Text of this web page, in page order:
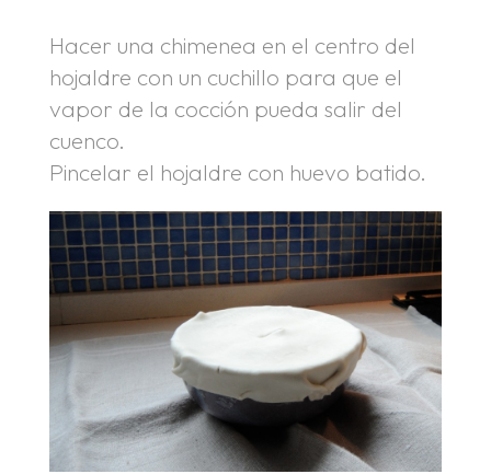
Hacer una chimenea en el centro del
hojaldre con un cuchillo para que el
vapor de la cocción pueda salir del
cuenco.
Pincelar el hojaldre con huevo batido.